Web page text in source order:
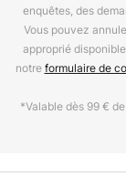
enquêtes, des
Vous pouvez
approprié
notreformulaire de
*Valable dès 99 €